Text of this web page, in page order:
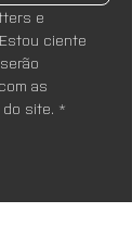
e
ciente
do site. *